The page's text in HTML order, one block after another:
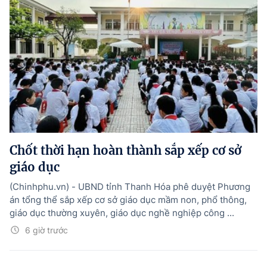
Chốt thời hạn hoàn thành sắp xếp cơ sở
giáo dục
6 giờ trước
(Chinhphu.vn) - UBND tỉnh Thanh Hóa phê duyệt Phương
án tổng thể sắp xếp cơ sở giáo dục mầm non, phổ thông,
giáo dục thường xuyên, giáo dục nghề nghiệp công ...